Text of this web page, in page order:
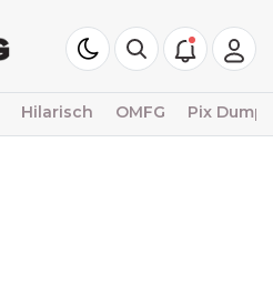
Hilarisch OMFG Pix Dump